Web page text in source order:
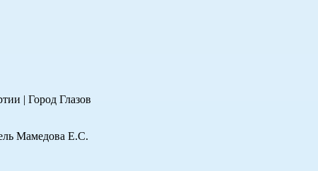
| Город Глазов
Мамедова Е.С.